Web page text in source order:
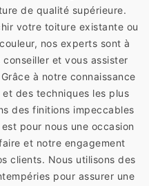
de qualité supérieure.
votre toiture existante ou
nos experts sont à
et vous assister
à notre connaissance
des techniques les plus
des finitions impeccables
pour nous une occasion
et notre engagement
clients. Nous utilisons des
pour assurer une